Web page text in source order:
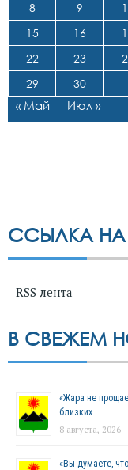
8
9
15
16
22
23
29
30
« Май Июл »
ССЫЛКА НА
RSS лента
В СВЕЖЕМ
«Жара не
близких
8 августа, 2026
«Вы думаете,